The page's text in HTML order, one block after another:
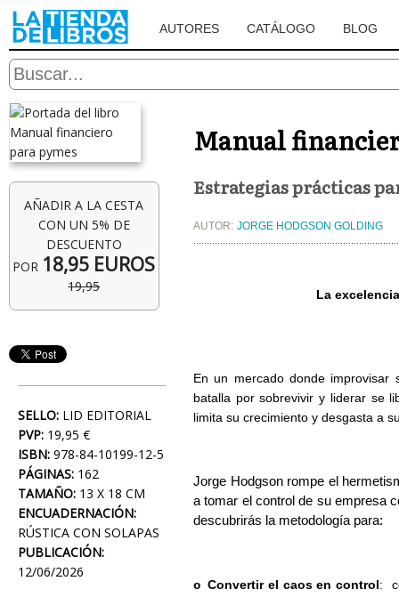
AUTORES CATÁLOGO BLOG
AÑADIR A LA CESTA
CON UN 5% DE
DESCUENTO
POR 18,95 EUROS
19,95
SELLO: LID EDITORIAL
PVP: 19,95 €
ISBN: 978-84-10199-12-5
PÁGINAS: 162
TAMAÑO: 13 X 18 CM
ENCUADERNACIÓN:
RÚSTICA CON SOLAPAS
PUBLICACIÓN:
12/06/2026
Manual
Estrategias prácticas
AUTOR: JORGE HODGSON GOLDING
La
En un mercado donde
batalla por sobrevivir y liderar se
limita su crecimiento y desgasta a
Jorge Hodgson rompe el
a tomar el control de su empresa
descubrirás la metodología para:
o Convertir el caos en control: